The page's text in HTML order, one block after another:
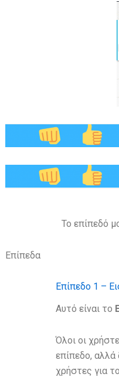
Το επίπεδό
Επίπεδα
Επίπεδο 1 –
Αυτό είναι το
Όλοι οι
επίπεδο, αλλά
χρήστες για